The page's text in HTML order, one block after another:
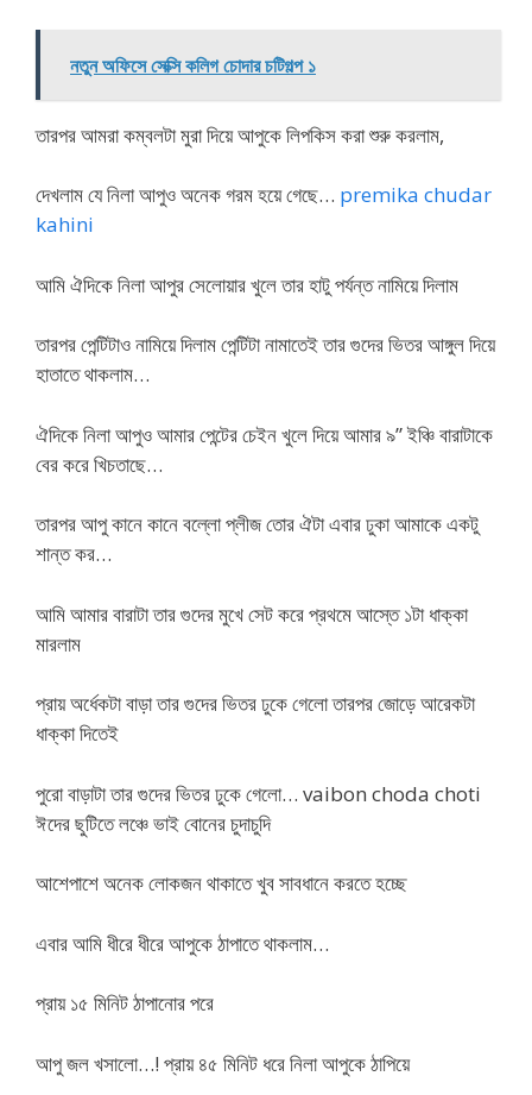
নতুন অফিসে সেক্সি কলিগ চোদার চটিগল্প ১
তারপর আমরা কম্বলটা মুরা দিয়ে আপুকে লিপকিস করা শুরু করলাম,
দেখলাম যে নিলা আপুও অনেক গরম হয়ে গেছে… premika chudar
kahini
আমি ঐদিকে নিলা আপুর সেলোয়ার খুলে তার হাটু পর্যন্ত নামিয়ে দিলাম
তারপর পেন্টিটাও নামিয়ে দিলাম পেন্টিটা নামাতেই তার গুদের ভিতর আঙ্গুল দিয়ে
হাতাতে থাকলাম…
ঐদিকে নিলা আপুও আমার পেন্টের চেইন খুলে দিয়ে আমার ৯” ইঞ্চি বারাটাকে
বের করে খিচতাছে…
তারপর আপু কানে কানে বল্লো প্লীজ তোর ঐটা এবার ঢুকা আমাকে একটু
শান্ত কর…
আমি আমার বারাটা তার গুদের মুখে সেট করে প্রথমে আস্তে ১টা ধাক্কা
মারলাম
প্রায় অর্ধেকটা বাড়া তার গুদের ভিতর ঢুকে গেলো তারপর জোড়ে আরেকটা
ধাক্কা দিতেই
পুরো বাড়াটা তার গুদের ভিতর ঢুকে গেলো… vaibon choda choti
ঈদের ছুটিতে লঞ্চে ভাই বোনের চুদাচুদি
আশেপাশে অনেক লোকজন থাকাতে খুব সাবধানে করতে হচ্ছে
এবার আমি ধীরে ধীরে আপুকে ঠাপাতে থাকলাম…
প্রায় ১৫ মিনিট ঠাপানোর পরে
আপু জল খসালো…! প্রায় ৪৫ মিনিট ধরে নিলা আপুকে ঠাপিয়ে